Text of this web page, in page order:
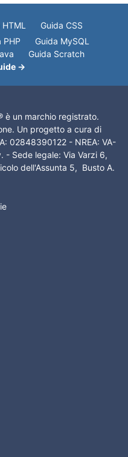
Guida CSS
PHP
Guida MySQL
Guida Scratch
→
è un marchio registrato.
Un progetto a cura di
02848390122 - NREA: VA-
- Sede legale: Via Varzi 6,
dell'Assunta 5, Busto A.